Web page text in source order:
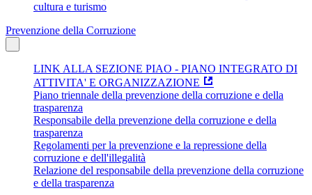
cultura e turismo
Prevenzione della Corruzione
LINK ALLA SEZIONE PIAO - PIANO INTEGRATO DI
ATTIVITA' E ORGANIZZAZIONE
Piano triennale della prevenzione della corruzione e della
trasparenza
Responsabile della prevenzione della corruzione e della
trasparenza
Regolamenti per la prevenzione e la repressione della
corruzione e dell'illegalità
Relazione del responsabile della prevenzione della corruzione
e della trasparenza